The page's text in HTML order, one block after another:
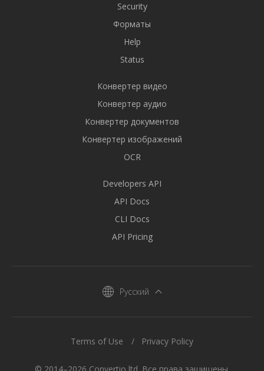
Security
Форматы
Help
Status
Конвертер видео
Конвертер аудио
Конвертер документов
Конвертер изображений
OCR
Developers API
API Docs
CLI Docs
API Pricing
Русский
Terms of Use Privacy Policy